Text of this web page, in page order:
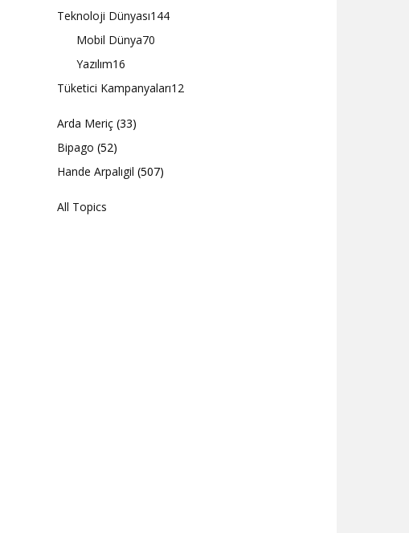
Teknoloji Dünyası144
Mobil Dünya70
Yazılım16
Tüketici Kampanyaları12
Arda Meriç (33)
Bipago (52)
Hande Arpalıgil (507)
All Topics